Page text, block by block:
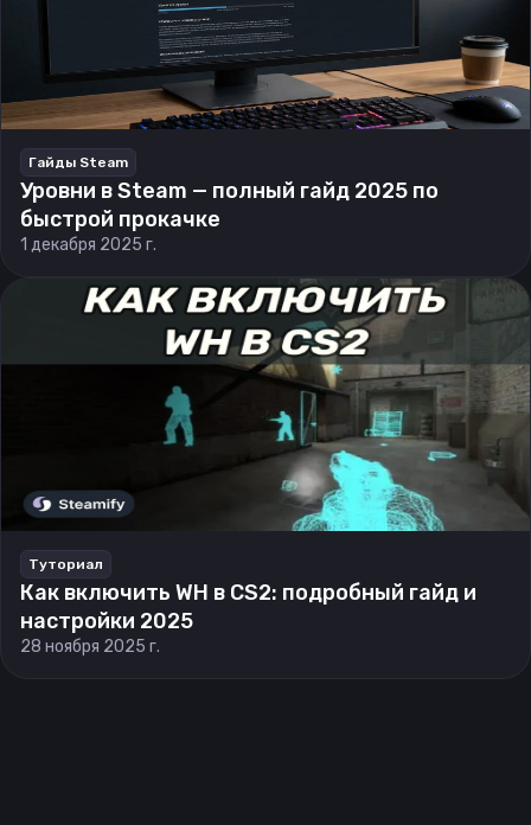
Гайды Steam
Уровни в Steam — полный гайд 2025 по
быстрой прокачке
1 декабря 2025 г.
Туториал
Как включить WH в CS2: подробный гайд и
настройки 2025
28 ноября 2025 г.